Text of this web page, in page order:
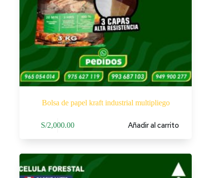
Bolsa de papel kraft industrial multipliego
S/2,000.00 Añadir al carrito